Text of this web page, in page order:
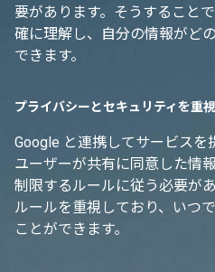
要があります。そうすること
確に理解し、自分の情報がど
できます。
プライバシーとセキュリティを重
Google と連携してサービスを
ユーザーが共有に同意した情
制限するルールに従う必要が
ルールを重視しており、いつ
ことができます。